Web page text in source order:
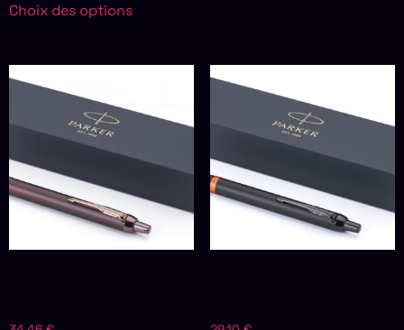
Choix des options